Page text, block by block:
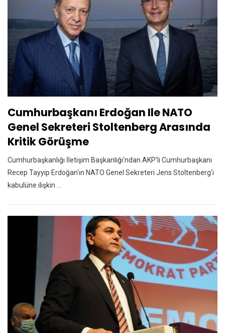
Cumhurbaşkanı Erdoğan Ile NATO
Genel Sekreteri Stoltenberg Arasında
Kritik Görüşme
Cumhurbaşkanlığı İletişim Başkanlığı'ndan AKP'li Cumhurbaşkanı
Recep Tayyip Erdoğan'ın NATO Genel Sekreteri Jens Stoltenberg'i
kabulüne ilişkin ...